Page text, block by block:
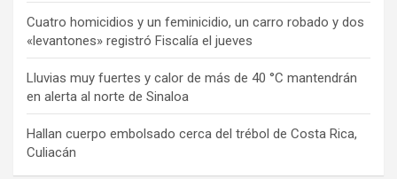
Cuatro homicidios y un feminicidio, un carro robado y dos
«levantones» registró Fiscalía el jueves
Lluvias muy fuertes y calor de más de 40 °C mantendrán
en alerta al norte de Sinaloa
Hallan cuerpo embolsado cerca del trébol de Costa Rica,
Culiacán